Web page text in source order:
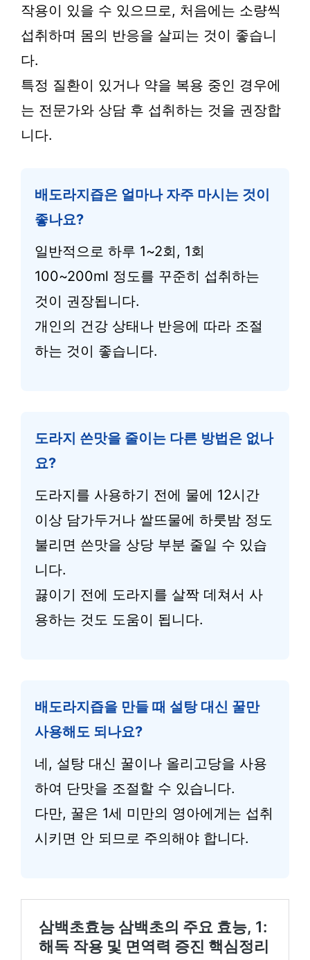
작용이 있을 수 있으므로, 처음에는 소량씩
섭취하며 몸의 반응을 살피는 것이 좋습니
다.
특정 질환이 있거나 약을 복용 중인 경우에
는 전문가와 상담 후 섭취하는 것을 권장합
니다.
배도라지즙은 얼마나 자주 마시는 것이
좋나요?
일반적으로 하루 1~2회, 1회
100~200ml 정도를 꾸준히 섭취하는
것이 권장됩니다.
개인의 건강 상태나 반응에 따라 조절
하는 것이 좋습니다.
도라지 쓴맛을 줄이는 다른 방법은 없나
요?
도라지를 사용하기 전에 물에 12시간
이상 담가두거나 쌀뜨물에 하룻밤 정도
불리면 쓴맛을 상당 부분 줄일 수 있습
니다.
끓이기 전에 도라지를 살짝 데쳐서 사
용하는 것도 도움이 됩니다.
배도라지즙을 만들 때 설탕 대신 꿀만
사용해도 되나요?
네, 설탕 대신 꿀이나 올리고당을 사용
하여 단맛을 조절할 수 있습니다.
다만, 꿀은 1세 미만의 영아에게는 섭취
시키면 안 되므로 주의해야 합니다.